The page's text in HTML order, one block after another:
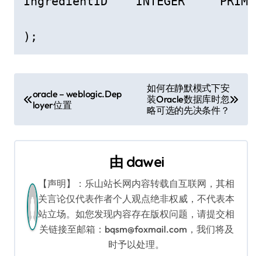
);
章
导
oracle – weblogic.Dep
loyer位置
如何在静默模式下安
装Oracle数据库时忽
略可选的先决条件？
由 dawei
【声明】：乐山站长网内容转载自互联网，其相
关言论仅代表作者个人观点绝非权威，不代表本
站立场。如您发现内容存在版权问题，请提交相
关链接至邮箱：bqsm@foxmail.com，我们将及
时予以处理。